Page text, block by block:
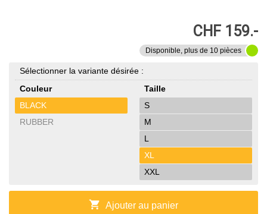
CHF 159.-
Disponible, plus de 10 pièces
Sélectionner la variante désirée :
Couleur
BLACK
RUBBER
Taille
S
M
L
XL
XXL
shopping_cart Ajouter au panier